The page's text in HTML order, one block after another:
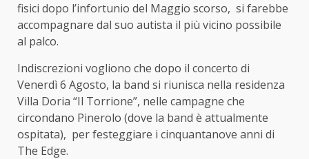
fisici dopo l’infortunio del Maggio scorso, si farebbe
accompagnare dal suo autista il più vicino possibile
al palco.
Indiscrezioni vogliono che dopo il concerto di
Venerdì 6 Agosto, la band si riunisca nella residenza
Villa Doria “Il Torrione”, nelle campagne che
circondano Pinerolo (dove la band è attualmente
ospitata), per festeggiare i cinquantanove anni di
The Edge.